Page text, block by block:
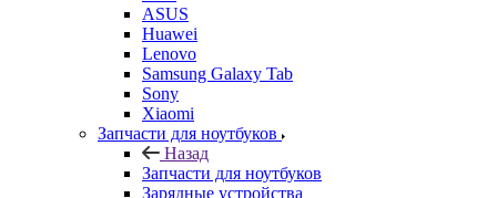
ASUS
Huawei
Lenovo
Samsung Galaxy Tab
Sony
Xiaomi
Запчасти для ноутбуков
Назад
Запчасти для ноутбуков
Зарядные устройства